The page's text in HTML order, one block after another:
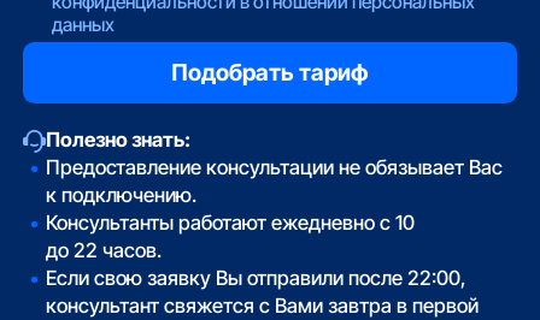
данных
Полезно знать:
Предоставление консультации не обязывает Вас
к подключению.
Консультанты работают ежедневно с 10
до 22 часов.
Если свою заявку Вы отправили после 22:00,
консультант свяжется с Вами завтра в первой